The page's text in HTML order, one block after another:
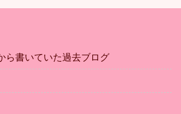
ら書いていた過去ブログ